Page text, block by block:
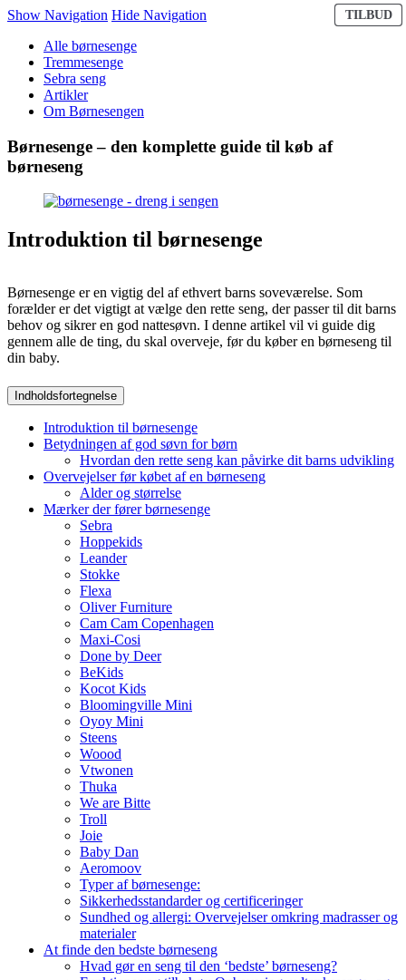
Show Navigation Hide Navigation
Alle børnesenge
Tremmesenge
Sebra seng
Artikler
Om Børnesengen
Børnesenge – den komplette guide til køb af
børneseng
Introduktion til børnesenge
Børnesenge er en vigtig del af ethvert barns soveværelse. Som
forælder er det vigtigt at vælge den rette seng, der passer til dit barns
behov og sikrer en god nattesøvn. I denne artikel vil vi guide dig
gennem alle de ting, du skal overveje, før du køber en børneseng til
din baby.
Indholdsfortegnelse
Introduktion til børnesenge
Betydningen af god søvn for børn
Hvordan den rette seng kan påvirke dit barns udvikling
Overvejelser før købet af en børneseng
Alder og størrelse
Mærker der fører børnesenge
Sebra
Hoppekids
Leander
Stokke
Flexa
Oliver Furniture
Cam Cam Copenhagen
Maxi-Cosi
Done by Deer
BeKids
Kocot Kids
Bloomingville Mini
Oyoy Mini
Steens
Woood
Vtwonen
Thuka
We are Bitte
Troll
Joie
Baby Dan
Aeromoov
Typer af børnesenge:
Sikkerhedsstandarder og certificeringer
Sundhed og allergi: Overvejelser omkring madrasser og
materialer
At finde den bedste børneseng
Hvad gør en seng til den ‘bedste’ børneseng?
TILBUD
TILBUD
TILBUD
TILBUD
TILBUD